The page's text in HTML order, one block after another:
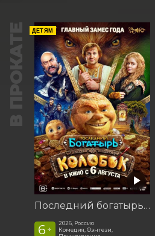
В ПРОКАТЕ ДЕТЯМ
Последний богатырь. Колобок
6 +
2026, Россия
Комедия, Фэнтези,